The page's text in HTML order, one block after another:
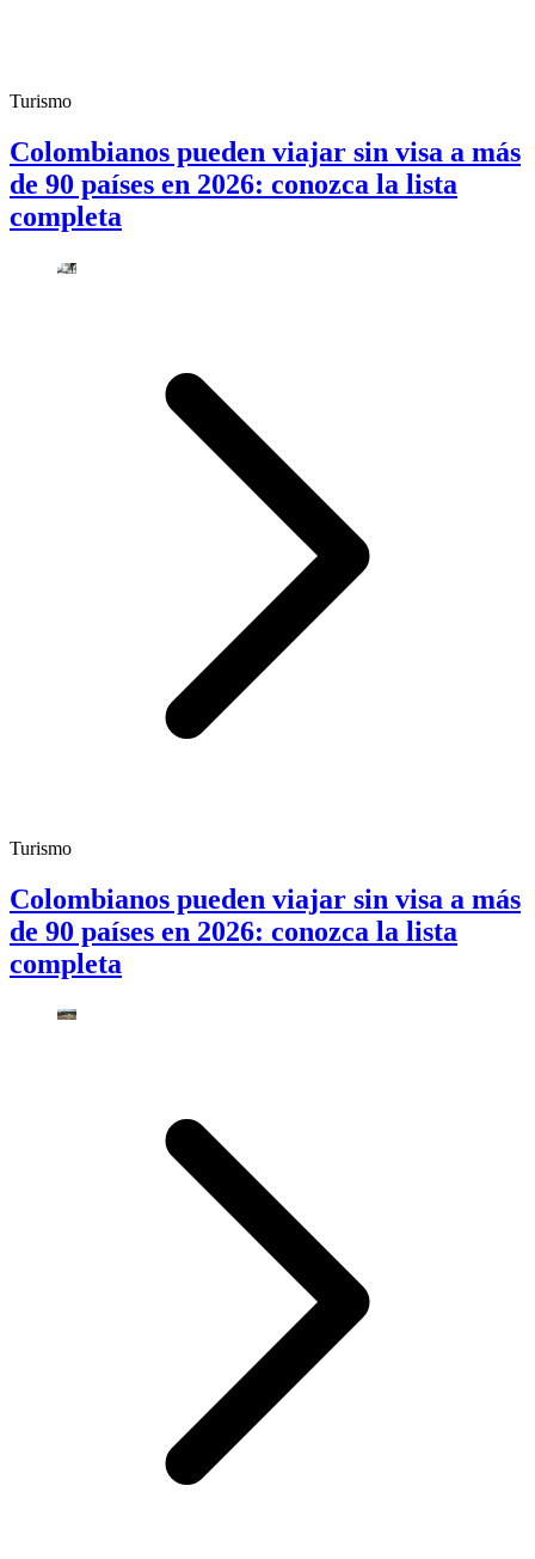
Turismo
Colombianos pueden viajar sin visa a más
de 90 países en 2026: conozca la lista
completa
Turismo
Colombianos pueden viajar sin visa a más
de 90 países en 2026: conozca la lista
completa